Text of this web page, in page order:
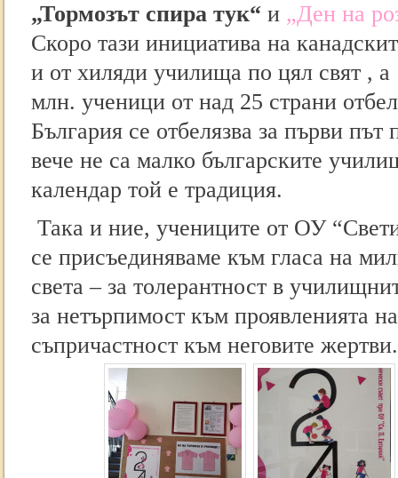
„Тормозът спира тук“ и „Ден на
Скоро тази инициатива на
и от хиляди училища по цял свят , а
млн. ученици от над 25 страни
България се отбелязва за първи път
вече не са малко българските
календар той е традиция.
Така и ние, учениците от ОУ
се присъединяваме към гласа на
света – за толерантност в
за нетърпимост към проявленията
съпричастност към неговите жертви.